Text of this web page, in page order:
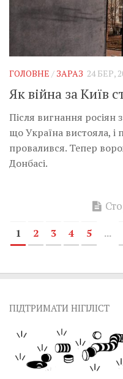
ГОЛОВНЕ / ЗАРАЗ 24 БЕР,
Як війна за Київ
Після вигнання
що Україна вистояла,
провалився. Тепер
Донбасі.
1 2 3 4 5 ...
ПІДТРИМАТИ НІГІЛІСТ